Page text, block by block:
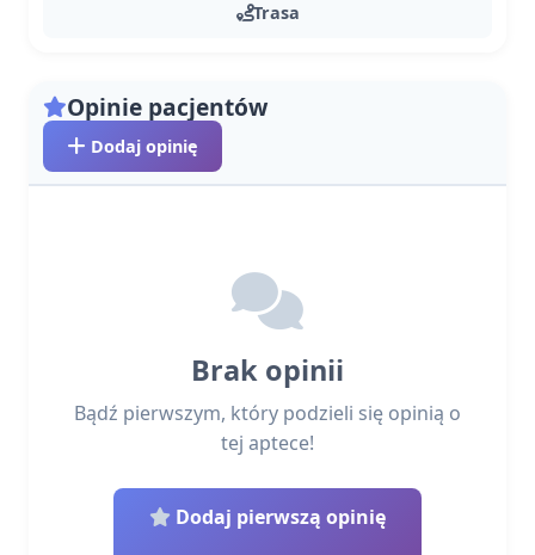
Trasa
Opinie pacjentów
Dodaj opinię
Brak opinii
Bądź pierwszym, który podzieli się opinią o
tej aptece!
Dodaj pierwszą opinię